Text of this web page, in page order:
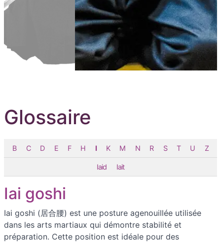
Glossaire
B C D E F H I K M N R S T U Z
Iaid Iait
Iai goshi
Iai goshi (居合腰) est une posture agenouillée utilisée
dans les arts martiaux qui démontre stabilité et
préparation. Cette position est idéale pour des